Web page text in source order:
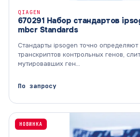
QIAGEN
670291 Набор стандартов
mbcr Standards
Стандарты ipsogen точно определяют
транскриптов контрольных генов,
мутировавших ген…
По запросу
НОВИНКА